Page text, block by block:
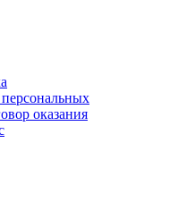
оказания